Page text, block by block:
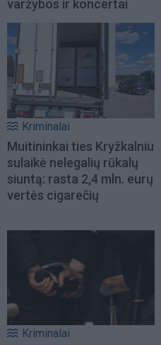
varžybos ir koncertai
Kriminalai
Muitininkai ties Kryžkalniu
sulaikė nelegalių rūkalų
siuntą: rasta 2,4 mln. eurų
vertės cigarečių
Kriminalai